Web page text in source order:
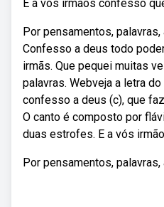
E a vós irmãos confesso
Por pensamentos,
Confesso a deus todo
irmãs. Que pequei muitas
palavras. Webveja a letra
confesso a deus (c), que
O canto é composto por
duas estrofes. E a vós
Por pensamentos,